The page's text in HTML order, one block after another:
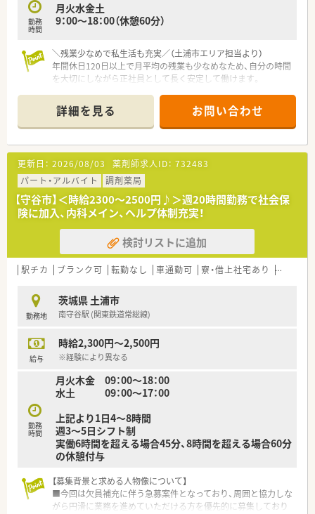
勤務
時間
月火水金土
9：00～18：00（休憩60分）
＼残業少なめで私生活も充実／（土浦市エリア担当より）
年間休日120日以上で月平均の残業も少なめなため、自分の時間
を大切にしながら正社員として長く安定して働けます。
【店舗情報と応需状況について】
■神立駅から車で5分ほどの場所に位置しており、内科や泌尿器
科をはじめとした地域の総合病院の門前薬局です。
■1日の処方箋枚数は60枚から70枚程度となっており、複数の科
目を応需するため広く深い知識を学べます。
■近隣店舗とのヘルプ体制が非常に充実しているため、急な欠員
時にも全員でカバーし合える安心の環境です。
【募集背景と求める人物像について】
■今回は欠員補充のための募集となっており、地域の医療に貢献
しながら末永く活躍してくれる正社員を求めています。
■内科メインの処方箋を応需しているため、薬剤師としての基礎
からしっかり固めて成長したい方に向いています。
■在宅業務に対して意欲があり、周囲のスタッフと協調性を持っ
【勤務実態について】
■年間の休日は120日以上が確保されており、木曜日と祝日のほ
■平日の開局時間は18時までとなっており、遅い時間までの勤
務がないため生活リズムを整えやすい環境です。
おり、無理なく心にゆとりを持って働けます。
詳細を見る お問い合わせ
更新日： 2026/08/03 薬剤師求人ID： 732483
パート・アルバイト
調剤薬局
【守谷市】＜時給2300～2500円♪＞週20時間勤務で社会保
険に加入、内科メイン、ヘルプ体制充実！
検討リストに追加
駅チカ ブランク可 転勤なし 車通勤可 寮・借上社宅あり 積雪なし
勤務地
茨城県 土浦市
南守谷駅 (関東鉄道常総線)
給与
時給2,300円～2,500円
※経験により異なる
勤務
時間
月火木金 09：00～18：00
水土 09：00～17：00
上記より1日4～8時間
週3～5日シフト制
実働6時間を超える場合45分、8時間を超える場合60分
の休憩付与
【募集背景と求める人物像について】
■今回は欠員補充に伴う急募案件となっており、周囲と協力しな
がら円滑に業務を進めていただける方を優先的に募集しており